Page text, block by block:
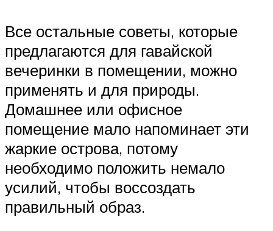
Все остальные советы, которые
предлагаются для гавайской
вечеринки в помещении, можно
применять и для природы.
Домашнее или офисное
помещение мало напоминает эти
жаркие острова, потому
необходимо положить немало
усилий, чтобы воссоздать
правильный образ.